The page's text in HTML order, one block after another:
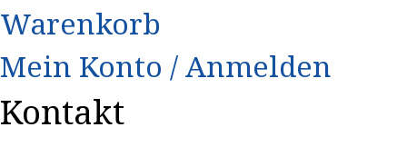
Warenkorb
Mein Konto / Anmelden
Kontakt